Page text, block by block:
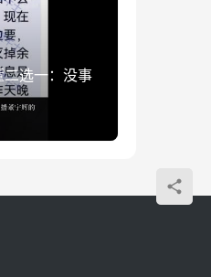
选一：没事